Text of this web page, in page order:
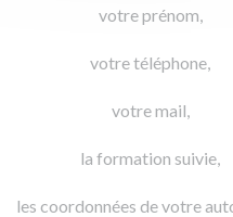
votre prénom,
votre téléphone,
votre mail,
la formation suivie,
les coordonnées de votre